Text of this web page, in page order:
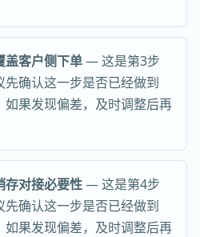
盖客户侧下单— 这是第3步
先确认这一步是否已经做到
如果发现偏差，及时调整后再
存对接必要性— 这是第4步
先确认这一步是否已经做到
如果发现偏差，及时调整后再